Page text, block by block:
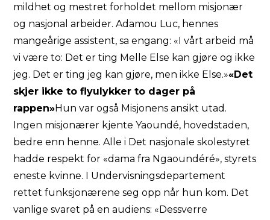
mildhet og mestret forholdet mellom misjonær
og nasjonal arbeider. Adamou Luc, hennes
mangeårige assistent, sa engang: «I vårt arbeid må
vi være to: Det er ting Melle Else kan gjøre og ikke
jeg. Det er ting jeg kan gjøre, men ikke Else.»«Det
skjer ikke to flyulykker to dager på
rappen»Hun var også Misjonens ansikt utad.
Ingen misjonærer kjente Yaoundé, hovedstaden,
bedre enn henne. Alle i Det nasjonale skolestyret
hadde respekt for «dama fra Ngaoundéré», styrets
eneste kvinne. I Undervisningsdepartement
rettet funksjonærene seg opp når hun kom. Det
vanlige svaret på en audiens: «Dessverre